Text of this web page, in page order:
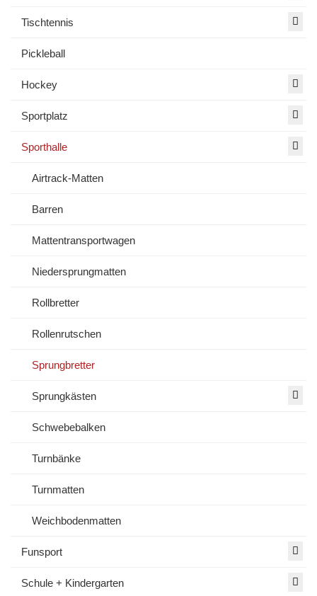
Tischtennis
Pickleball
Hockey
Sportplatz
Sporthalle
Airtrack-Matten
Barren
Mattentransportwagen
Niedersprungmatten
Rollbretter
Rollenrutschen
Sprungbretter
Sprungkästen
Schwebebalken
Turnbänke
Turnmatten
Weichbodenmatten
Funsport
Schule + Kindergarten